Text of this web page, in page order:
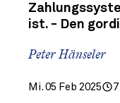
ist. - Den
Peter Hänseler
Mi. 05 Feb 2025